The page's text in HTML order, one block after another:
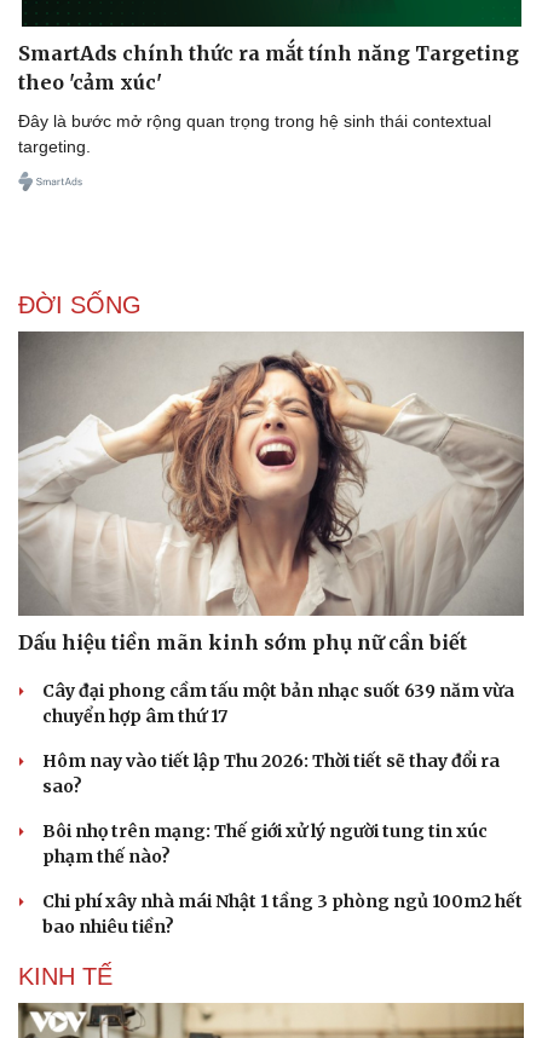
Nhi khoa
Nam khoa
Làm đẹp - giảm cân
Phòng mạch online
Ăn sạch sống khỏe
Nhà đẹp
Blog
Tình yêu - Gia đình
SmartAds chính thức ra mắt tính năng Targeting
theo 'cảm xúc'
Đây là bước mở rộng quan trọng trong hệ sinh thái contextual
targeting.
ĐỜI SỐNG
Dấu hiệu tiền mãn kinh sớm phụ nữ cần biết
Cây đại phong cầm tấu một bản nhạc suốt 639 năm vừa
chuyển hợp âm thứ 17
Hôm nay vào tiết lập Thu 2026: Thời tiết sẽ thay đổi ra
sao?
Bôi nhọ trên mạng: Thế giới xử lý người tung tin xúc
phạm thế nào?
Chi phí xây nhà mái Nhật 1 tầng 3 phòng ngủ 100m2 hết
bao nhiêu tiền?
KINH TẾ